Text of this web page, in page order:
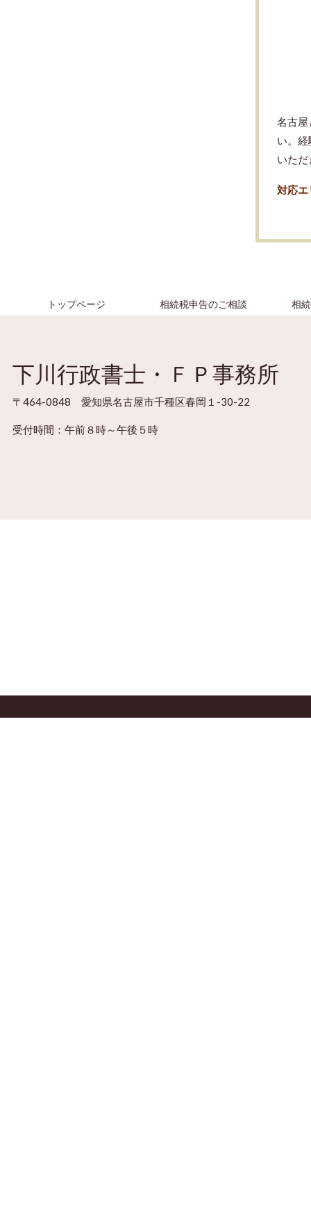
名古屋
い。
いた
対応エ
トップページ 相続税申告のご相談 相
下川行政書士・ＦＰ事務所
〒464-0848 愛知県名古屋市千種区春岡１-30-22
受付時間： 午前８時～午後５時